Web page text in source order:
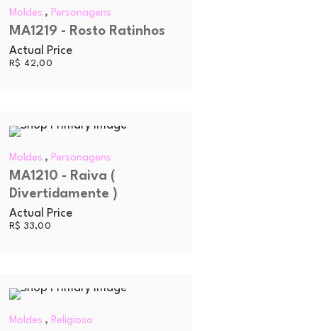
Moldes , Personagens
MA1219 - Rosto Ratinhos
Actual Price
R$ 42,00
Moldes , Personagens
MA1210 - Raiva (
Divertidamente )
Actual Price
R$ 33,00
Moldes , Religioso